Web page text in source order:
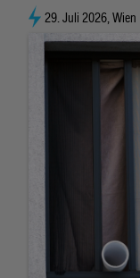
29. Juli 2026, Wien